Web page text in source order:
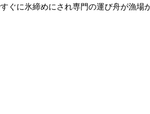
ぐに氷締めにされ専門の運び舟が漁場